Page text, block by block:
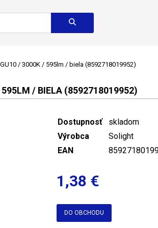
/ 3000K / 595lm / biela (8592718019952)
595LM / BIELA (8592718019952)
Dostupnosť
skladom
Výrobca
Solight
EAN
1,38 €
DO OBCHODU